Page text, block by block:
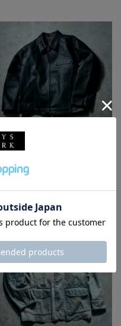
NEW
BARNEYS NEW YORK
BARNEYS NEW YORK by ANC
¥165,000